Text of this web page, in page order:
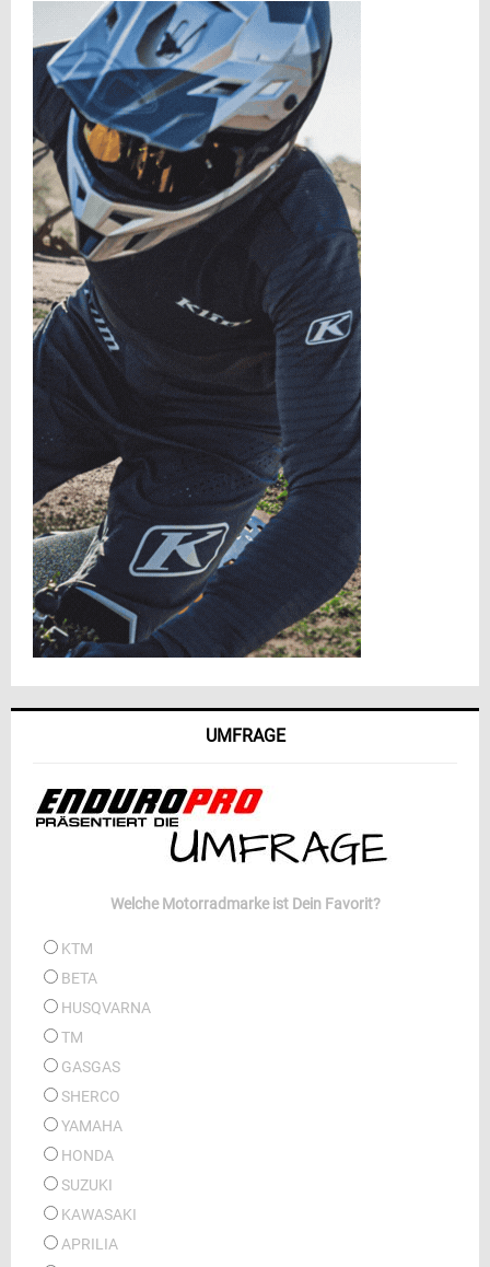
UMFRAGE
Welche Motorradmarke ist Dein Favorit?
KTM
BETA
HUSQVARNA
TM
GASGAS
SHERCO
YAMAHA
HONDA
SUZUKI
KAWASAKI
APRILIA